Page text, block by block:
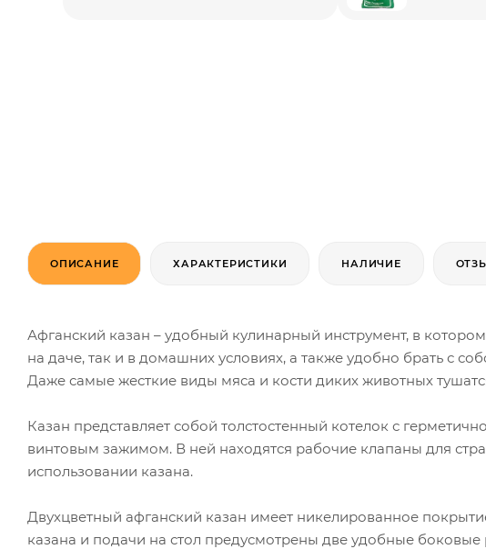
ОПИСАНИЕ ХАРАКТЕРИСТИКИ НАЛИЧИЕ
Афганский казан – удобный кулинарный инструмент, в
на даче, так и в домашних условиях, а также удобно брать с
Даже самые жесткие виды мяса и кости диких животных
Казан представляет собой толстостенный котелок с
винтовым зажимом. В ней находятся рабочие клапаны для
использовании казана.
Двухцветный афганский казан имеет никелированное
казана и подачи на стол предусмотрены две удобные боковые